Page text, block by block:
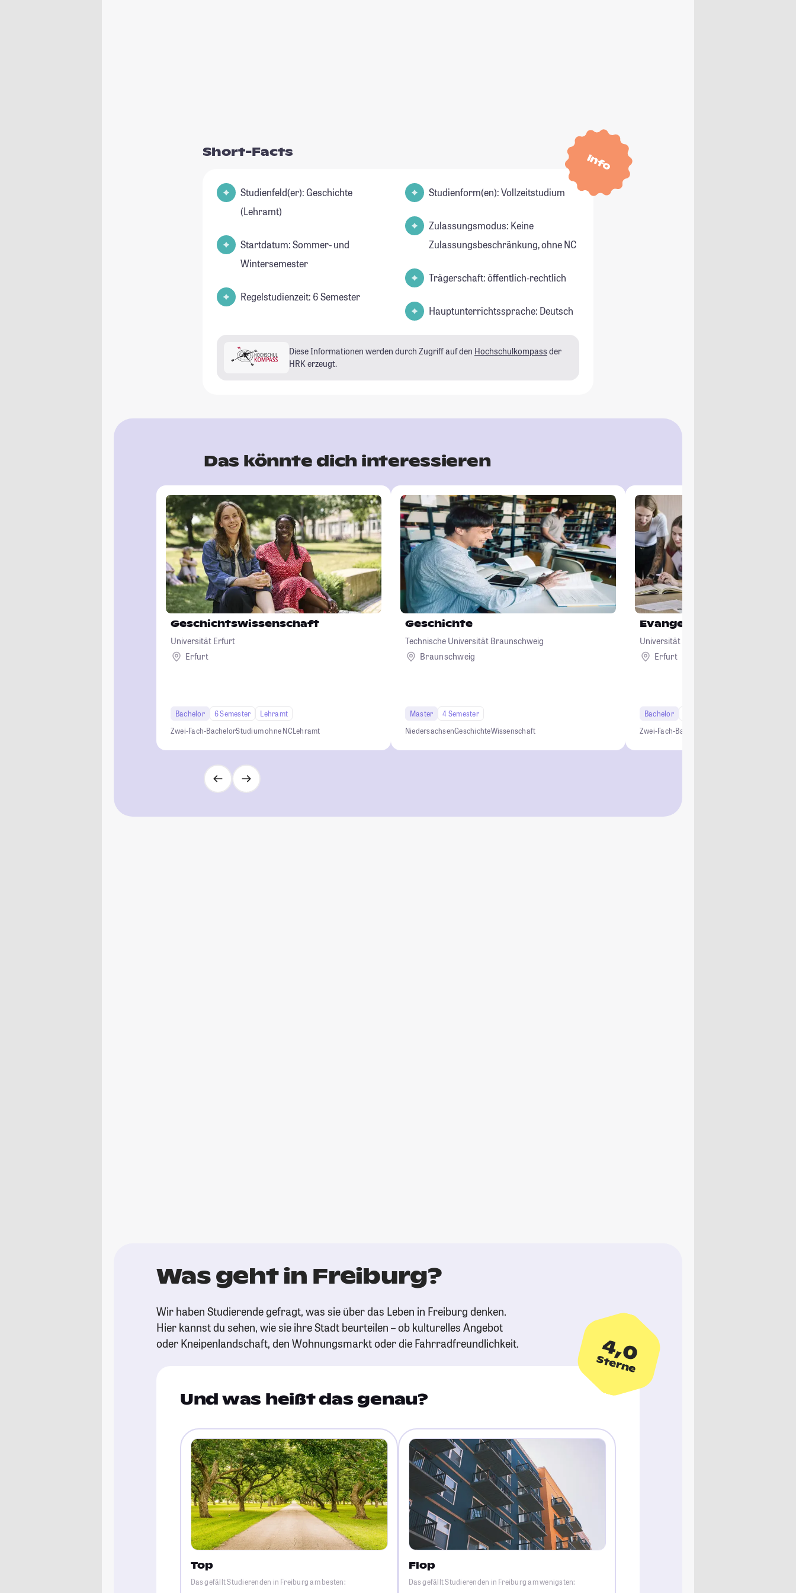
Info
Short-Facts
Studienfeld(er): Geschichte
(Lehramt)
Startdatum: Sommer- und
Wintersemester
Regelstudienzeit: 6 Semester
Studienform(en): Vollzeitstudium
Zulassungsmodus: Keine
Zulassungsbeschränkung, ohne NC
Trägerschaft: öffentlich-rechtlich
Hauptunterrichtssprache: Deutsch
Diese Informationen werden durch Zugriff auf den Hochschulkompass der
HRK erzeugt.
Das könnte dich interessieren
Geschichtswissenschaft
Universität Erfurt
Erfurt
Bachelor 6 Semester
Lehramt
Zwei-Fach-BachelorStudium ohne NCLehramt
Geschichte
Technische Universität Braunschweig
Braunschweig
Master
4 Semester
NiedersachsenGeschichteWissenschaft
Evangelische Religion
Universität Erfurt
Erfurt
Bachelor
Zwei-Fach-Bachelor
Was geht in Freiburg?
Wir haben Studierende gefragt, was sie über das Leben in Freiburg denken.
Hier kannst du sehen, wie sie ihre Stadt beurteilen – ob kulturelles Angebot
oder Kneipenlandschaft, den Wohnungsmarkt oder die Fahrradfreundlichkeit.
4,0
Sterne
Und was heißt das genau?
Top
Das gefällt Studierenden in Freiburg am besten:
Flop
Das gefällt Studierenden in Freiburg am wenigsten: